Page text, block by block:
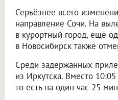
Серьёзнее всего
направление Сочи. На
в курортный город, ещё
в Новосибирск также
Среди задержанных
из Иркутска. Вместо
то есть на один час 25